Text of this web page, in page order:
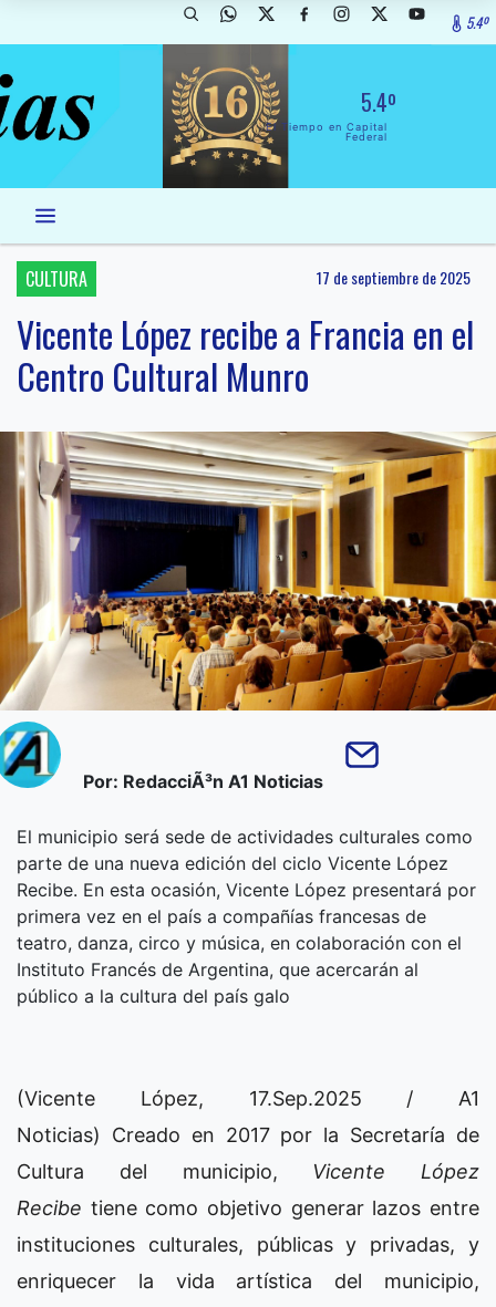
5.4º
5.4º
El Tiempo en Capital
Federal
CULTURA 17 de septiembre de 2025
Vicente López recibe a Francia en el
Centro Cultural Munro
Por: RedacciÃ³n A1 Noticias
El municipio será sede de actividades culturales como
parte de una nueva edición del ciclo Vicente López
Recibe. En esta ocasión, Vicente López presentará por
primera vez en el país a compañías francesas de
teatro, danza, circo y música, en colaboración con el
Instituto Francés de Argentina, que acercarán al
público a la cultura del país galo
(Vicente López, 17.Sep.2025 / A1
Noticias) Creado en 2017 por la Secretaría de
Cultura del municipio, Vicente López
Recibe tiene como objetivo generar lazos entre
instituciones culturales, públicas y privadas, y
enriquecer la vida artística del municipio,